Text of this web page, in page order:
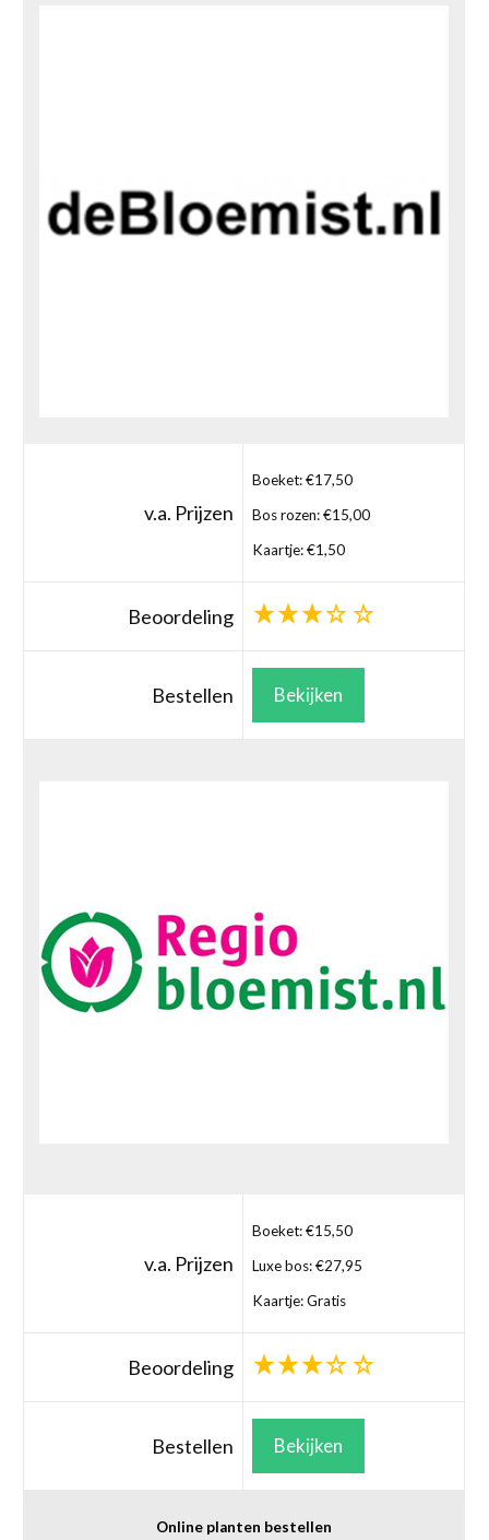
v.a. Prijzen
Boeket: €17,50
Bos rozen: €15,00
Kaartje: €1,50
Beoordeling
Bestellen Bekijken
v.a. Prijzen
Boeket: €15,50
Luxe bos: €27,95
Kaartje: Gratis
Beoordeling
Bestellen Bekijken
Online planten bestellen